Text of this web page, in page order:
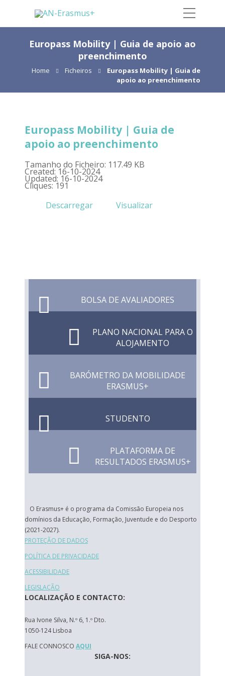
Europass Mobility | Guia de apoio ao
preenchimento
Home Ficheiros
Europass Mobility | Guia de
apoio ao preenchimento
Europass Mobility | Guia de
apoio ao preenchimento
Tamanho do Ficheiro: 117.49 KB
Created: 16-10-2024
Updated: 16-10-2024
Cliques: 191
Descarregar
Visualizar
BOLSA DE AVALIADORES
PLANO NACIONAL PARA O
ALOJAMENTO
BARÓMETRO DA MOBILIDADE
ERASMUS+
STUDENTO
PLATAFORMA DE
RESULTADOS ERASMUS+
O Erasmus+ é o programa da Comissão Europeia nos
domínios da Educação, Formação, Juventude e do Desporto
(2021-2027).
PROTEÇÃO DE DADOS
POLÍTICA DE PRIVACIDADE
ACESSIBILIDADE
LEGISLAÇÃO
LOCALIZAÇÃO E CONTACTO:
Rua Ivone Silva, N.º 6, 1.º Dto.
1050-124 Lisboa
FALE CONNOSCO AQUI
SIGA-NOS: